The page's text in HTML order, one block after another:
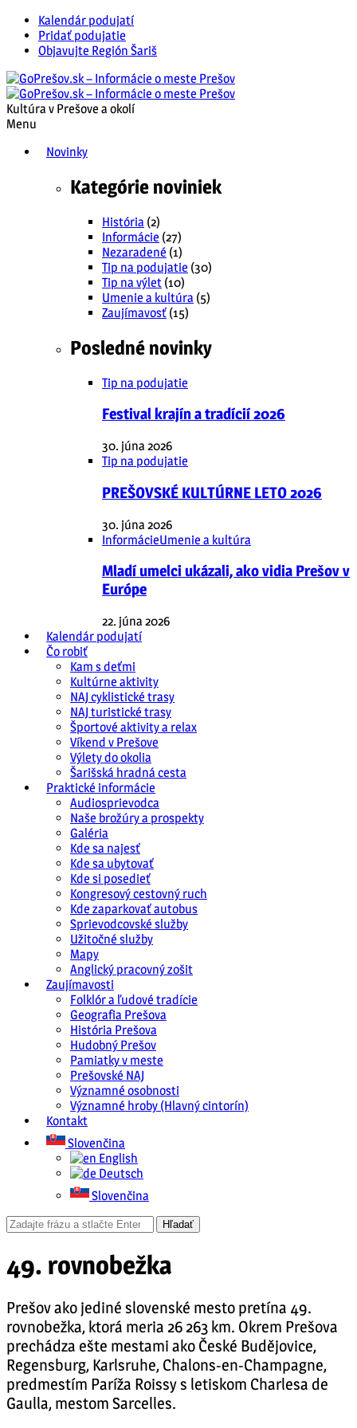
Kalendár podujatí
Pridať podujatie
Objavujte Región Šariš
Kultúra v Prešove a okolí
Menu
Novinky
Kategórie noviniek
História (2)
Informácie (27)
Nezaradené (1)
Tip na podujatie (30)
Tip na výlet (10)
Umenie a kultúra (5)
Zaujímavosť (15)
Posledné novinky
Tip na podujatie
Festival krajín a tradícií 2026
30. júna 2026
Tip na podujatie
PREŠOVSKÉ KULTÚRNE LETO 2026
30. júna 2026
InformácieUmenie a kultúra
Mladí umelci ukázali, ako vidia Prešov v
Európe
22. júna 2026
Kalendár podujatí
Čo robiť
Kam s deťmi
Kultúrne aktivity
NAJ cyklistické trasy
NAJ turistické trasy
Športové aktivity a relax
Víkend v Prešove
Výlety do okolia
Šarišská hradná cesta
Praktické informácie
Audiosprievodca
Naše brožúry a prospekty
Galéria
Kde sa najesť
Kde sa ubytovať
Kde si posedieť
Kongresový cestovný ruch
Kde zaparkovať autobus
Sprievodcovské služby
Užitočné služby
Mapy
Anglický pracovný zošit
Zaujímavosti
Folklór a ľudové tradície
Geografia Prešova
História Prešova
Hudobný Prešov
Pamiatky v meste
Prešovské NAJ
Významné osobnosti
Významné hroby (Hlavný cintorín)
Kontakt
Slovenčina
English
Deutsch
Slovenčina
49. rovnobežka
Prešov ako jediné slovenské mesto pretína 49.
rovnobežka, ktorá meria 26 263 km. Okrem Prešova
prechádza ešte mestami ako České Budějovice,
Regensburg, Karlsruhe, Chalons-en-Champagne,
predmestím Paríža Roissy s letiskom Charlesa de
Gaulla, mestom Sarcelles.